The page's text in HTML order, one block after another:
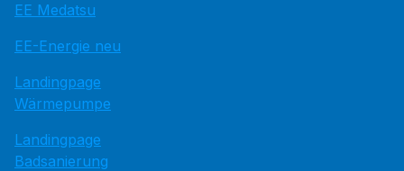
EE Medatsu
EE-Energie neu
Landingpage
Wärmepumpe
Landingpage
Badsanierung